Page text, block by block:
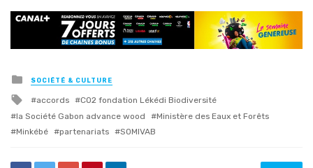
Posted
in
SOCIÉTÉ & CULTURE
Tagged
with
accords
CO2 fondation Lékédi Biodiversité
la Société Gabon advance wood
Ministère des Eaux et Forêts
Minkébé
partenariats SOMIVAB